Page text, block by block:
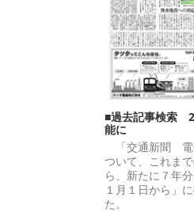
■過去記事検索
能に
「交通新聞 電
ついて、これま
ら、新たに７年
１月１日から」
た。 交